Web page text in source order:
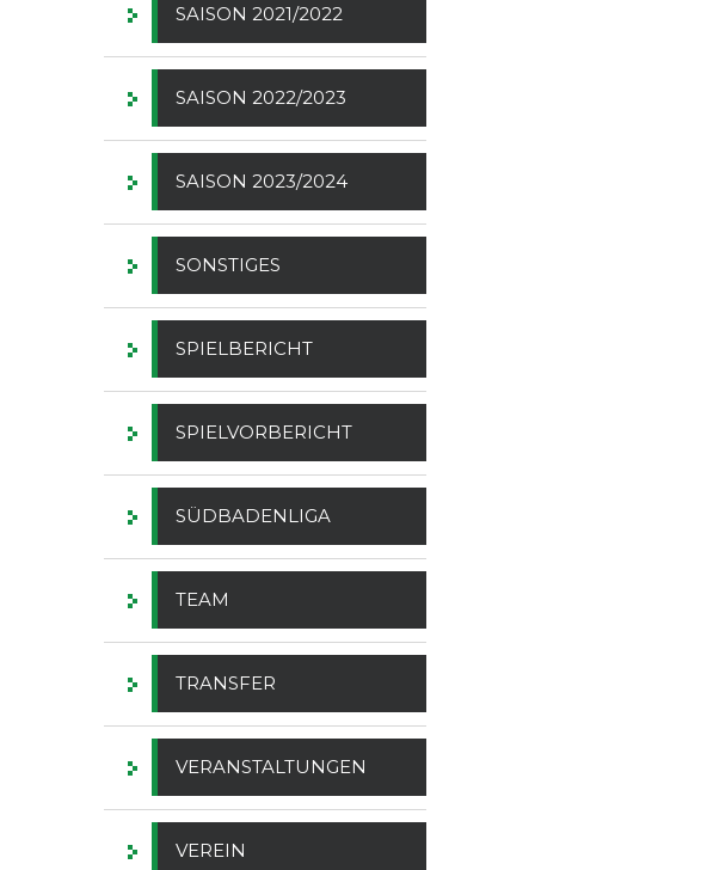
SAISON 2021/2022
SAISON 2022/2023
SAISON 2023/2024
SONSTIGES
SPIELBERICHT
SPIELVORBERICHT
SÜDBADENLIGA
TEAM
TRANSFER
VERANSTALTUNGEN
VEREIN